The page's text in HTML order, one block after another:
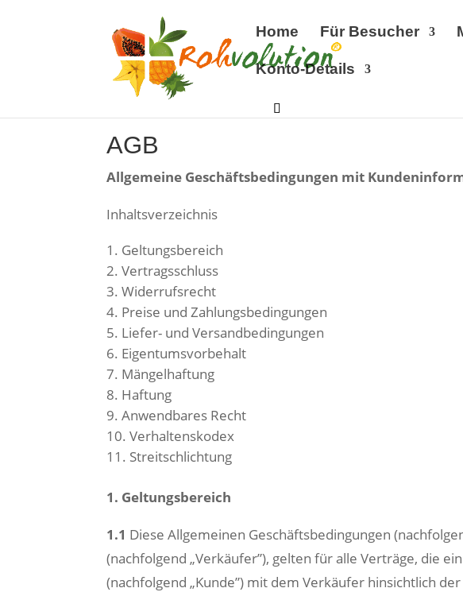
Home Für Besucher
Konto-Details
AGB
Allgemeine Geschäftsbedingungen mit
Inhaltsverzeichnis
Geltungsbereich
Vertragsschluss
Widerrufsrecht
Preise und Zahlungsbedingungen
Liefer- und Versandbedingungen
Eigentumsvorbehalt
Mängelhaftung
Haftung
Anwendbares Recht
Verhaltenskodex
Streitschlichtung
1. Geltungsbereich
1.1 Diese Allgemeinen Geschäftsbedingungen
(nachfolgend „Verkäufer”), gelten für alle Verträge, die
(nachfolgend „Kunde”) mit dem Verkäufer hinsichtlich